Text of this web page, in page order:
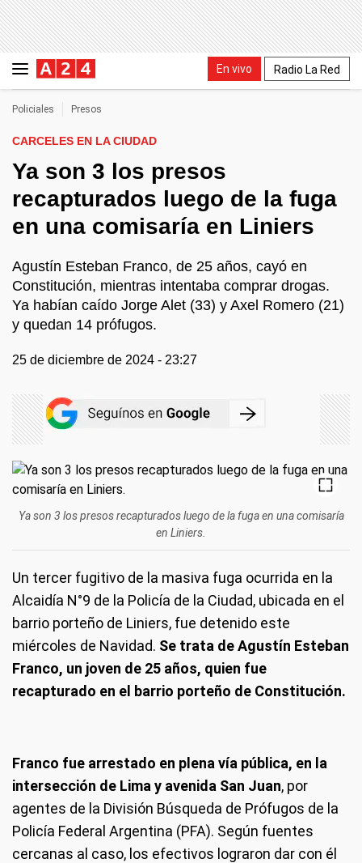
En vivo Radio La Red
Policiales Presos
CARCELES EN LA CIUDAD
Ya son 3 los presos
recapturados luego de la fuga
en una comisaría en Liniers
Agustín Esteban Franco, de 25 años, cayó en
Constitución, mientras intentaba comprar drogas.
Ya habían caído Jorge Alet (33) y Axel Romero (21)
y quedan 14 prófugos.
25 de diciembre de 2024 - 23:27
Ya son 3 los presos recapturados luego de la fuga en una comisaría
en Liniers.
Un tercer fugitivo de la masiva fuga ocurrida en la
Alcaidía N°9 de la Policía de la Ciudad, ubicada en el
barrio porteño de Liniers, fue detenido este
miércoles de Navidad. Se trata de Agustín Esteban
Franco, un joven de 25 años, quien fue
recapturado en el barrio porteño de Constitución.
Franco fue arrestado en plena vía pública, en la
intersección de Lima y avenida San Juan, por
agentes de la División Búsqueda de Prófugos de la
Policía Federal Argentina (PFA). Según fuentes
cercanas al caso, los efectivos lograron dar con él